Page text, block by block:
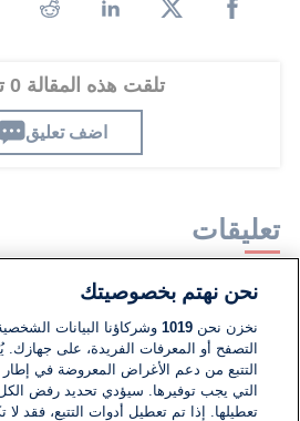
تلقت هذه المقالة 0 تعليق
اضف تعليق
تعليقات
لا توجد تعليقات مكتوبة حتى الآن.
اكتب تعليقًا جديدًا ...
نحن نهتم بخصوصيتك
نخزن نحن1019 وشركاؤنا البيانات
التصفح أو المعرفات الفريدة، على جهازك.
التتبع من دعم الأغراض المعروضة في إطار
التي يجب توفيرها. سيؤدي تحديد رفض
تعطيلها. إذا تم تعطيل أدوات التتبع، فقد